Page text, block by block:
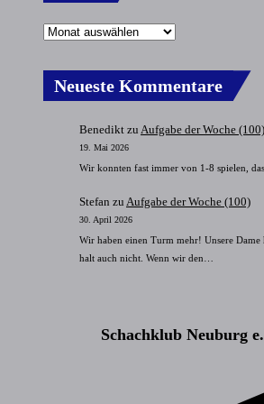
Neueste Kommentare
Benedikt zu Aufgabe der Woche (100)
19. Mai 2026
Wir konnten fast immer von 1-8 spielen,
Stefan zu Aufgabe der Woche (100)
30. April 2026
Wir haben einen Turm mehr! Unsere
halt auch nicht. Wenn wir den…
Schachklub Neuburg